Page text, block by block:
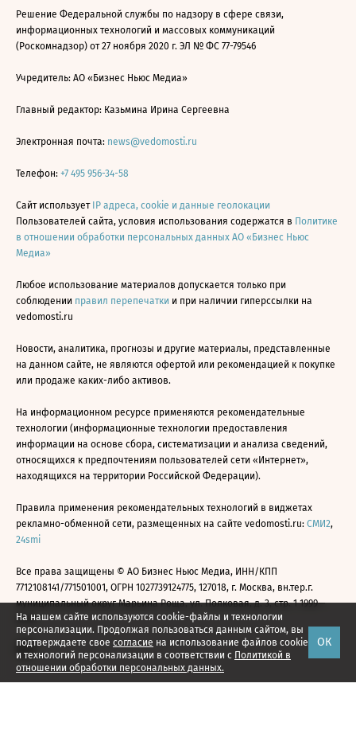
На нашем сайте используются cookie-файлы и технологии
персонализации. Продолжая пользоваться данным сайтом, вы
подтверждаете свое согласие на использование файлов cookie
и технологий персонализации в соответствии с Политикой в
отношении обработки персональных данных.
ОК
Решение Федеральной службы по надзору в сфере связи,
информационных технологий и массовых коммуникаций
(Роскомнадзор) от 27 ноября 2020 г. ЭЛ № ФС 77-79546
Учредитель: АО «Бизнес Ньюс Медиа»
Главный редактор: Казьмина Ирина Сергеевна
Электронная почта: news@vedomosti.ru
Телефон: +7 495 956-34-58
Сайт использует IP адреса, cookie и данные геолокации
Пользователей сайта, условия использования содержатся в Политике
в отношении обработки персональных данных АО «Бизнес Ньюс
Медиа»
Любое использование материалов допускается только при
соблюдении правил перепечатки и при наличии гиперссылки на
vedomosti.ru
Новости, аналитика, прогнозы и другие материалы, представленные
на данном сайте, не являются офертой или рекомендацией к покупке
или продаже каких-либо активов.
На информационном ресурсе применяются рекомендательные
технологии (информационные технологии предоставления
информации на основе сбора, систематизации и анализа сведений,
относящихся к предпочтениям пользователей сети «Интернет»,
находящихся на территории Российской Федерации).
Правила применения рекомендательных технологий в виджетах
рекламно-обменной сети, размещенных на сайте vedomosti.ru: СМИ2,
24smi
Все права защищены © АО Бизнес Ньюс Медиа, ИНН/КПП
7712108141/771501001, ОГРН 1027739124775, 127018, г. Москва, вн.тер.г.
муниципальный округ Марьина Роща, ул. Полковая, д. 3, стр. 1 1999—
2026